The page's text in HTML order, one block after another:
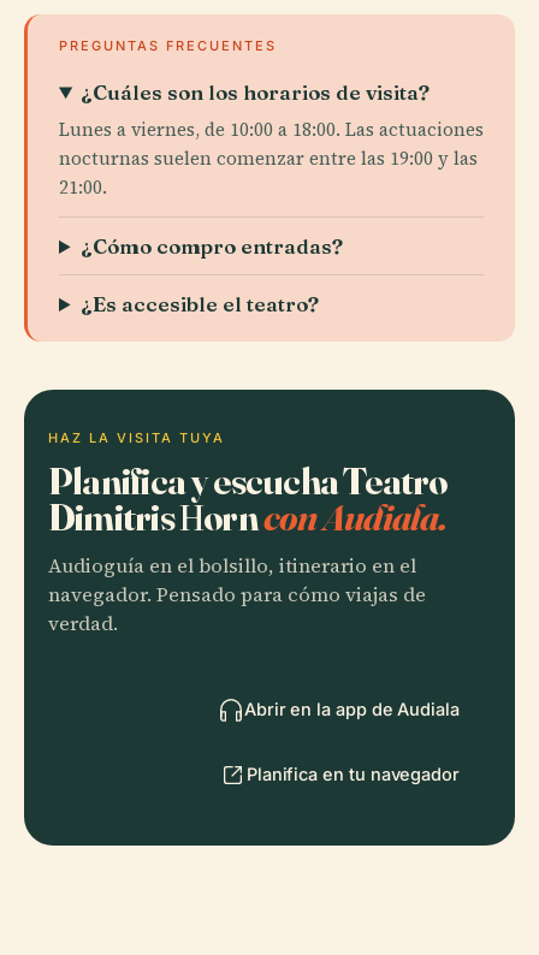
PREGUNTAS FRECUENTES
¿Cuáles son los horarios de visita?
Lunes a viernes, de 10:00 a 18:00. Las actuaciones
nocturnas suelen comenzar entre las 19:00 y las
21:00.
¿Cómo compro entradas?
¿Es accesible el teatro?
HAZ LA VISITA TUYA
Planifica y escucha Teatro
Dimitris Ηorncon Audiala.
Audioguía en el bolsillo, itinerario en el
navegador. Pensado para cómo viajas de
verdad.
Abrir en la app de Audiala
Planifica en tu navegador